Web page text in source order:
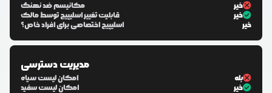
مکانیسم ضد نهنگ
خیر
قابلیت تغییر اسلیپیج توسط مالک
خیر
اسلیپیج اختصاصی برای افراد خاص؟
خیر
مدیریت دسترسی
امکان لیست سیاه
بله
امکان لیست سفید
خیر